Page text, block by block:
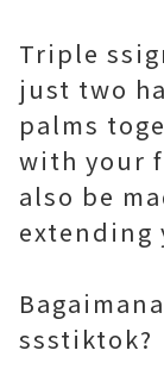
Triple
just two
palms
with your
also be
extending
ssstiktok?